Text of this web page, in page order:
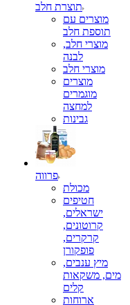
תוצרת חלב
מוצרים עם
תוספת חלב
מוצרי חלב,
לבנה
מוצרי חלב
מוצרים
מוגמרים
למחצה
גבינות
פרווה
מכולת
חטיפים
ישראלים,
קרוטונים,
קרקרים,
פופקורן
מיץ ענבים,
מים, משקאות
קלים
ארוחות